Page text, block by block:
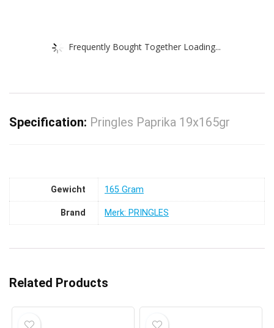
Frequently Bought Together Loading...
Specification: Pringles Paprika 19x165gr
Gewicht ‎165 Gram
Brand Merk: PRINGLES
Related Products